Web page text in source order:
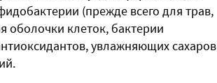
(прежде всего для трав,
оболочки клеток, бактерии
увлажняющих сахаров